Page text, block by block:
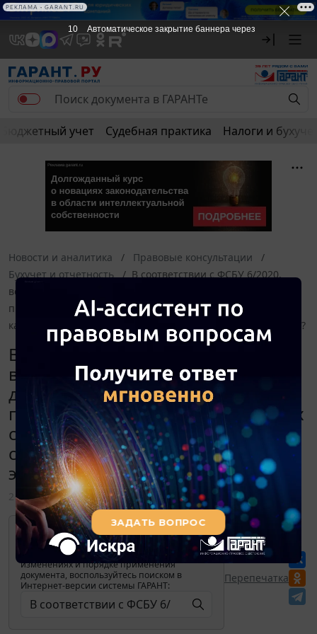
Бюджетный учет Судебная практика Налоги и
Новости и аналитика
Правовые консультации
Бухучет и отчетность
В соответствии с ФСБУ 6/2020,
вступающим в силу с 01.01.2022, должна ли организация
производить переоценку основных средств? Если да, то в
каких случаях? Обязательно или нет? Как это определяется?
В соответствии с ФСБУ 6/2020,
вступающим в силу с 01.01.2022,
должна ли организация
производить переоценку основных
средств? Если да, то в каких
случаях? Обязательно или нет? Как
это определяется?
2 ноября 2021
Для просмотра актуального текста
документа и получения полной
информации о вступлении в силу,
изменениях и порядке применения
документа, воспользуйтесь поиском в
Интернет-версии системы ГАРАНТ:
Перепечатка
10 Автоматическое закрытие баннера через
РЕКЛАМА • GARANT.RU